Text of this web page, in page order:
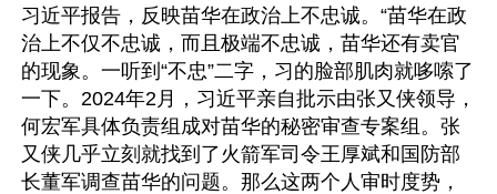
习近平报告，反映苗华在政治上不忠诚。“苗华在政
治上不仅不忠诚，而且极端不忠诚，苗华还有卖官
的现象。一听到“不忠”二字，习的脸部肌肉就哆嗦了
一下。2024年2月，习近平亲自批示由张又侠领导，
何宏军具体负责组成对苗华的秘密审查专案组。张
又侠几乎立刻就找到了火箭军司令王厚斌和国防部
长董军调查苗华的问题。那么这两个人审时度势，